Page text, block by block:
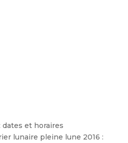
dates et horaires
lunaire pleine lune 2016 :